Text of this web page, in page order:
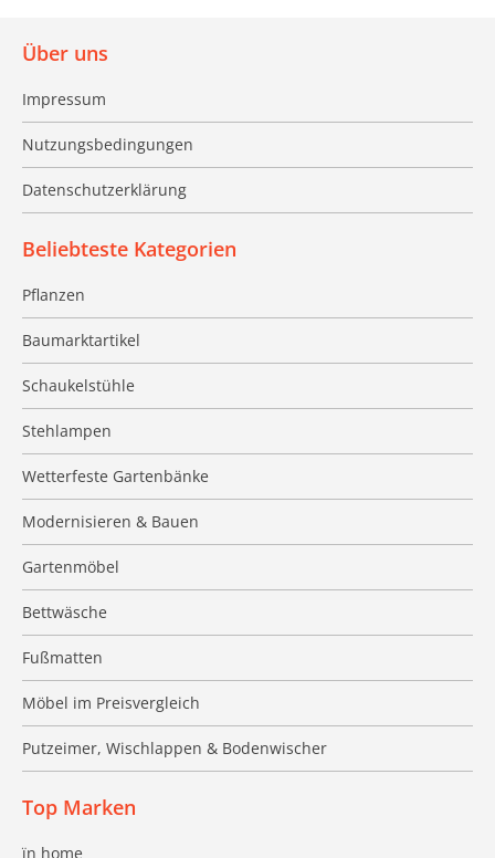
Über uns
Impressum
Nutzungsbedingungen
Datenschutzerklärung
Beliebteste Kategorien
Pflanzen
Baumarktartikel
Schaukelstühle
Stehlampen
Wetterfeste Gartenbänke
Modernisieren & Bauen
Gartenmöbel
Bettwäsche
Fußmatten
Möbel im Preisvergleich
Putzeimer, Wischlappen & Bodenwischer
Top Marken
ïn home